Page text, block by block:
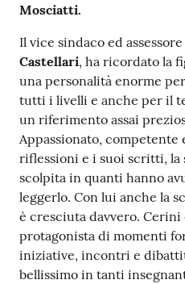
Mosciatti.
Il vice sindaco ed assessore
Castellari, ha ricordato la
una personalità enorme
tutti i livelli e anche per il
un riferimento assai
Appassionato, competente
riflessioni e i suoi scritti, la
scolpita in quanti hanno
leggerlo. Con lui anche la
è cresciuta davvero. Cerini
protagonista di momenti
iniziative, incontri e
bellissimo in tanti